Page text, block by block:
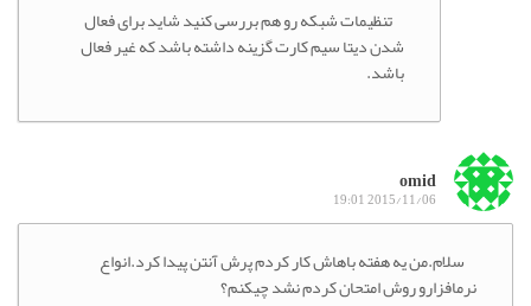
تنظیمات شبکه رو هم بررسی کنید شاید برای فعال
شدن دیتا سیم کارت گزینه داشته باشد که غیر فعال
باشد.
omid
2015/11/06 19:01
سلام.من یه هفته باهاش کار کردم پرش آنتن پیدا کرد.انواع
نرمافزارو روش امتحان کردم نشد چیکنم؟